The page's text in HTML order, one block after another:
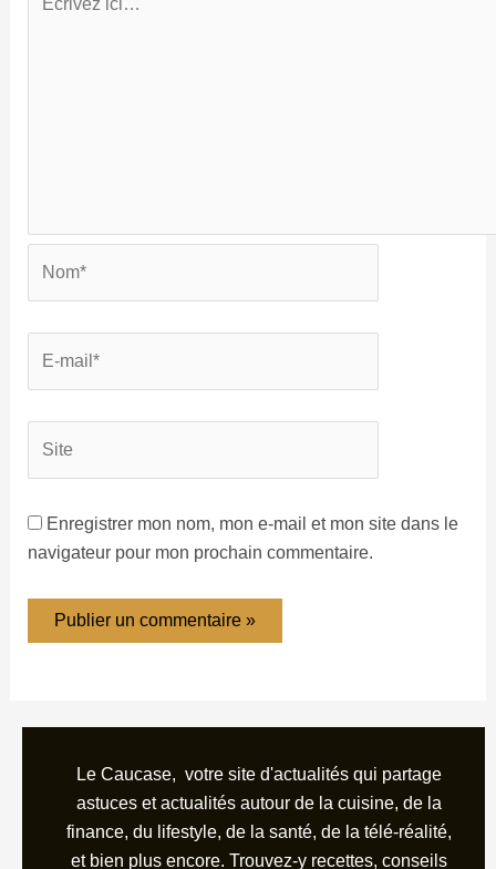
Enregistrer mon nom, mon e-mail et mon site dans le
navigateur pour mon prochain commentaire.
Le Caucase, votre site d'actualités qui partage
astuces et actualités autour de la cuisine, de la
finance, du lifestyle, de la santé, de la télé-réalité,
et bien plus encore. Trouvez-y recettes, conseils